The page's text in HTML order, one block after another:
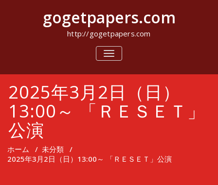
キ
gogetpapers.com
http://gogetpapers.com
ナ
ビ
シ
ョ
ン
を
切
2025年3月2日（日）
13:00～ 「ＲＥＳＥＴ」
公演
ホーム / 未分類 /
2025年3月2日（日）13:00～ 「ＲＥＳＥＴ」公演